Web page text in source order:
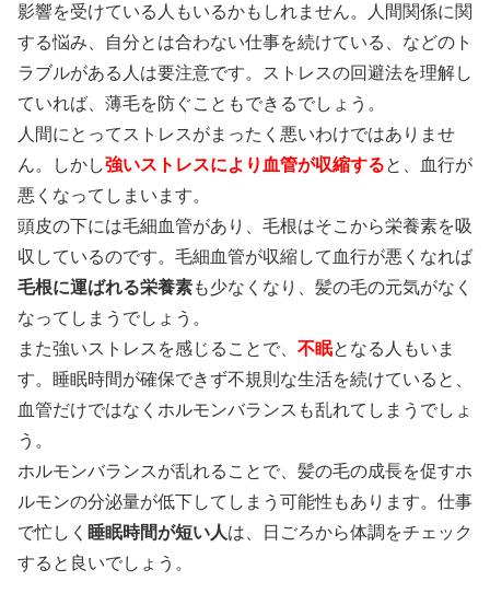
影響を受けている人もいるかもしれません。人間関係に関
する悩み、自分とは合わない仕事を続けている、などのト
ラブルがある人は要注意です。ストレスの回避法を理解し
ていれば、薄毛を防ぐこともできるでしょう。
人間にとってストレスがまったく悪いわけではありませ
ん。しかし強いストレスにより血管が収縮すると、血行が
悪くなってしまいます。
頭皮の下には毛細血管があり、毛根はそこから栄養素を吸
収しているのです。毛細血管が収縮して血行が悪くなれば
毛根に運ばれる栄養素も少なくなり、髪の毛の元気がなく
なってしまうでしょう。
また強いストレスを感じることで、 不眠となる人もいま
す。睡眠時間が確保できず不規則な生活を続けていると、
血管だけではなくホルモンバランスも乱れてしまうでしょ
う。
ホルモンバランスが乱れることで、髪の毛の成長を促すホ
ルモンの分泌量が低下してしまう可能性もあります。仕事
で忙しく 睡眠時間が短い人は、日ごろから体調をチェック
すると良いでしょう。